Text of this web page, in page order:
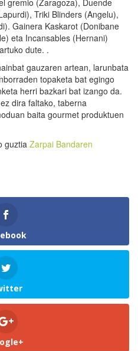
Triki Blinders (Angelu),
Gainera Kaskarot (Donibane
eta Incansables (Hernani)
dute. .
gauzaren artean, larunbata
topaketa bat egingo
herri bazkari bat izango da.
dira faltako, taberna
baita gourmet produktuen
guztia Zarpai Bandaren